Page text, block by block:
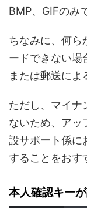
BMP、GIFのみ
ちなみに、何ら
ードできない場
または郵送によ
ただし、マイナ
ないため、アッ
設サポート係に
することをおす
本人確認キー